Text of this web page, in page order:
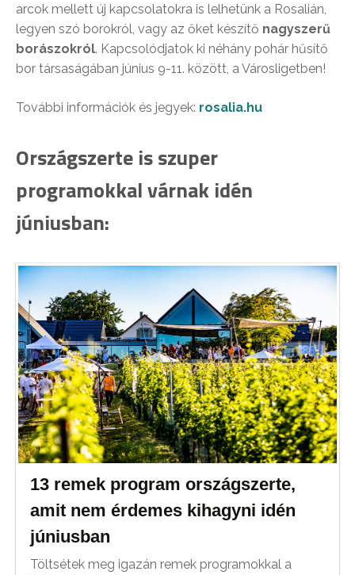
arcok mellett új kapcsolatokra is lelhetünk a Rosalián,
legyen szó borokról, vagy az őket készítő nagyszerű
borászokról. Kapcsolódjatok ki néhány pohár hűsítő
bor társaságában június 9-11. között, a Városligetben!
További információk és jegyek: rosalia.hu
Országszerte is szuper
programokkal várnak idén
júniusban:
13 remek program országszerte,
amit nem érdemes kihagyni idén
júniusban
Töltsétek meg igazán remek programokkal a